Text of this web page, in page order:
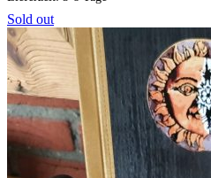
Sold out